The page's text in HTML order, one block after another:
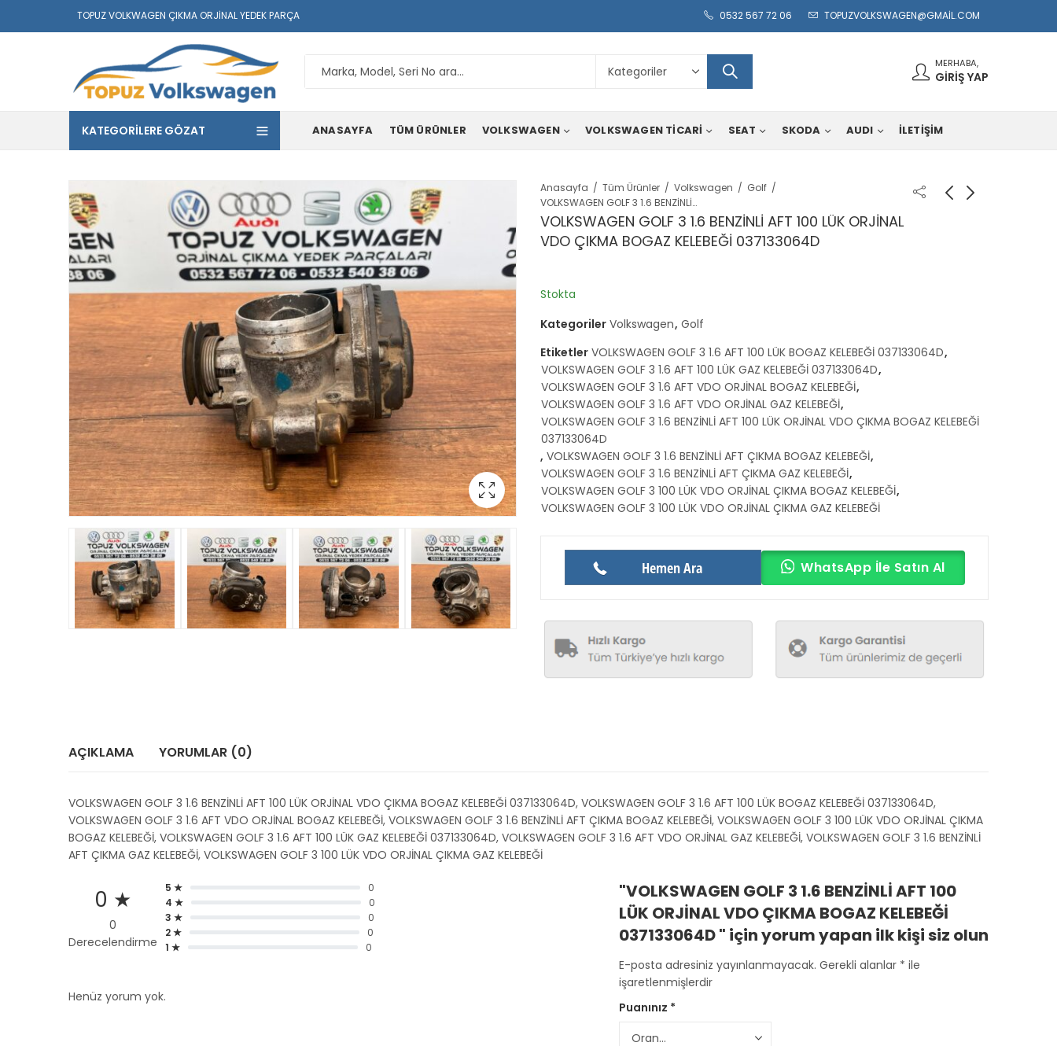
TOPUZ VOLKWAGEN ÇIKMA ORJINAL YEDEK PARÇA 0532 567 72 06 TOPUZVOLKSWAGEN@GMAIL.COM
MERHABA,
GIRIŞ YAP
KATEGORILERE GÖZAT ANASAYFA TÜM ÜRÜNLER VOLKSWAGEN VOLKSWAGEN TICARI SEAT SKODA AUDI İLETİŞİM
Anasayfa Tüm Ürünler Volkswagen
Golf
VOLKSWAGEN GOLF 3 1.6 BENZİNLİ AFT 100 LÜK ORJİNAL VDO ÇIKMA BOGAZ KELEBEĞİ 037133064D
VOLKSWAGEN GOLF 3 1.6 BENZİNLİ AFT 100 LÜK ORJİNAL
VDO ÇIKMA BOGAZ KELEBEĞİ 037133064D
Stokta
Kategoriler Volkswagen, Golf
Etiketler VOLKSWAGEN GOLF 3 1.6 AFT 100 LÜK BOGAZ KELEBEĞİ 037133064D,
VOLKSWAGEN GOLF 3 1.6 AFT 100 LÜK GAZ KELEBEĞİ 037133064D,
VOLKSWAGEN GOLF 3 1.6 AFT VDO ORJİNAL BOGAZ KELEBEĞİ,
VOLKSWAGEN GOLF 3 1.6 AFT VDO ORJİNAL GAZ KELEBEĞİ,
VOLKSWAGEN GOLF 3 1.6 BENZİNLİ AFT 100 LÜK ORJİNAL VDO ÇIKMA BOGAZ KELEBEĞİ
037133064D
, VOLKSWAGEN GOLF 3 1.6 BENZİNLİ AFT ÇIKMA BOGAZ KELEBEĞİ,
VOLKSWAGEN GOLF 3 1.6 BENZİNLİ AFT ÇIKMA GAZ KELEBEĞİ,
VOLKSWAGEN GOLF 3 100 LÜK VDO ORJİNAL ÇIKMA BOGAZ KELEBEĞİ,
VOLKSWAGEN GOLF 3 100 LÜK VDO ORJİNAL ÇIKMA GAZ KELEBEĞİ
Hemen Ara WhatsApp İle Satın Al
AÇIKLAMA YORUMLAR (0)
VOLKSWAGEN GOLF 3 1.6 BENZİNLİ AFT 100 LÜK ORJİNAL VDO ÇIKMA BOGAZ KELEBEĞİ 037133064D, VOLKSWAGEN GOLF 3 1.6 AFT 100 LÜK BOGAZ KELEBEĞİ 037133064D,
VOLKSWAGEN GOLF 3 1.6 AFT VDO ORJİNAL BOGAZ KELEBEĞİ, VOLKSWAGEN GOLF 3 1.6 BENZİNLİ AFT ÇIKMA BOGAZ KELEBEĞİ, VOLKSWAGEN GOLF 3 100 LÜK VDO ORJİNAL ÇIKMA
BOGAZ KELEBEĞİ, VOLKSWAGEN GOLF 3 1.6 AFT 100 LÜK GAZ KELEBEĞİ 037133064D, VOLKSWAGEN GOLF 3 1.6 AFT VDO ORJİNAL GAZ KELEBEĞİ, VOLKSWAGEN GOLF 3 1.6 BENZİNLİ
AFT ÇIKMA GAZ KELEBEĞİ, VOLKSWAGEN GOLF 3 100 LÜK VDO ORJİNAL ÇIKMA GAZ KELEBEĞİ
0 ★
0
Derecelendirme
5 ★
0
4 ★
0
3 ★
0
2 ★
0
1 ★
0
Henüz yorum yok.
"VOLKSWAGEN GOLF 3 1.6 BENZİNLİ AFT 100
LÜK ORJİNAL VDO ÇIKMA BOGAZ KELEBEĞİ
037133064D " için yorum yapan ilk kişi siz olun
E-posta adresiniz yayınlanmayacak. Gerekli alanlar * ile
işaretlenmişlerdir
Puanınız *